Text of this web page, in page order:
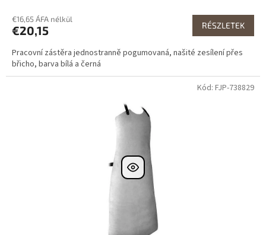
€16,65 ÁFA nélkül
€20,15 RÉSZLETEK
Pracovní zástěra jednostranně pogumovaná, našité zesílení přes
břicho, barva bílá a černá
Kód: FJP-738829